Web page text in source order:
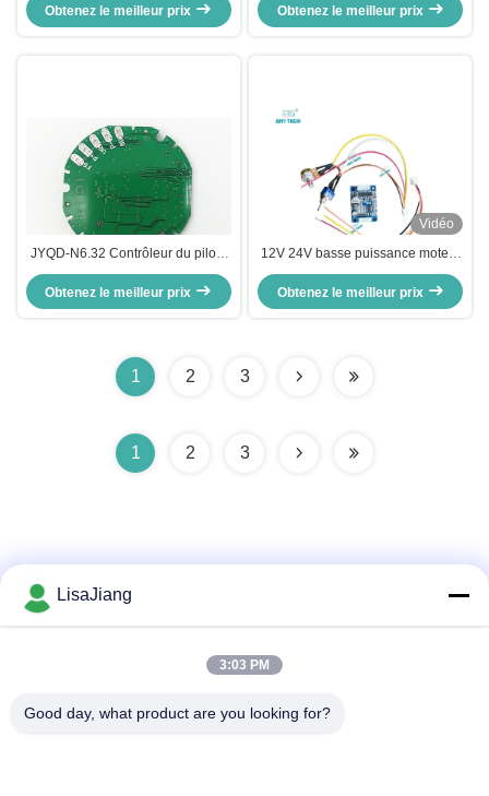
carte de régulation de vitesse
PWM pour capteur contrôleur de
Obtenez le meilleur prix
balai Contrôle PWM pour moteur
BLDC sans capteur avec câbles
Obtenez le meilleur prix
JYQD-N6.32 Contrôleur du pilote
de pompe à eau BLDC régulateur
de vitesse du moteur à courant
continu Sortie de signal
Obtenez le meilleur prix
Vidéo
12V 24V basse puissance moteur
à courant continu sans balais
pilote Bldc carte de commande
JYQD-V8.10B
Obtenez le meilleur prix
1 2 3
1 2 3
No. 1, ruelle 1199, route yunping, secteur jiading, Changhaï,
LisaJiang
3:03 PM
Good day, what product are you looking for?